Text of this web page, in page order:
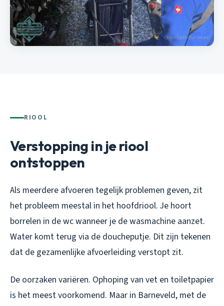
RIOOL
Verstopping in je riool
ontstoppen
Als meerdere afvoeren tegelijk problemen geven, zit
het probleem meestal in het hoofdriool. Je hoort
borrelen in de wc wanneer je de wasmachine aanzet.
Water komt terug via de doucheputje. Dit zijn tekenen
dat de gezamenlijke afvoerleiding verstopt zit.
De oorzaken variëren. Ophoping van vet en toiletpapier
is het meest voorkomend. Maar in Barneveld, met de